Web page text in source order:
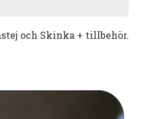
och Skinka + tillbehör.